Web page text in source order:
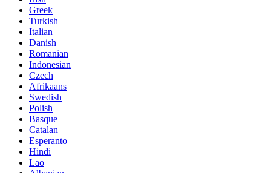
Greek
Turkish
Italian
Danish
Romanian
Indonesian
Czech
Afrikaans
Swedish
Polish
Basque
Catalan
Esperanto
Hindi
Lao